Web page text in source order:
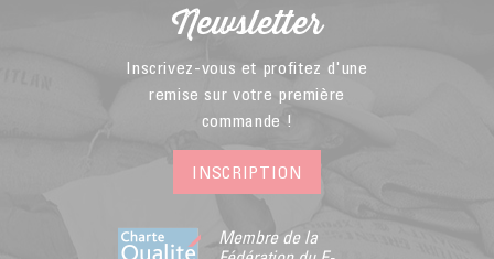
Newsletter
Inscrivez-vous et profitez d'une
remise sur votre première
commande !
INSCRIPTION
Membre de la